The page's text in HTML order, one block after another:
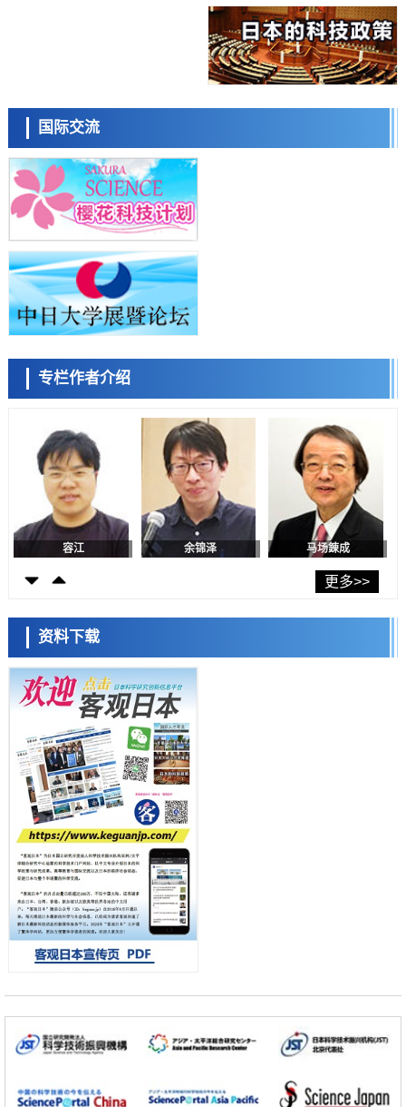
制，有望用于开发阿尔茨海默病等疾病疗法
日本东北大学与横滨橡胶全球首次从纳米尺度揭示橡胶—黄铜粘接界面
劣化抑制机制，为提升轮胎安全性与耐久性的材料设计开辟道路
成为新型功能性材料
科学研究
群马大学开发针对难治性癫痫的新型基因疗法，利用超小型GAD67启动
子抑制发作
科学研究
九州大学揭示夜间眼压升高机制：两种激素波动叠加所致
科学研究
东京都产技研采用新手法开发出可稳定工作至300℃的介电材料，已验
证电容器可在汽车发动机等高温环境下工作
经济・社会
日本生成式AI使用者占比一年内翻倍，但与中美德仍有较大差距
政策
日本修订首都直下型地震紧急对策：目标为死亡人数至少减半，重点强
科学研究
福井大学发现细胞记忆过往并抑制反应的机制，阐明即便DNA相同反应
迥异之谜
神户大学确认口服癌症疫苗B440单药给药的安全性，在转移性尿路上皮
癌患者中开展临床试验
政策
日本发布《令和8年版科学技术与创新白皮书》，解读第七期基本计划
首年度政策方向
科学研究
东京大学发现可诱导细胞死亡的新型信使物质
科学研究
东京都健康长寿医疗中心跨器官揭示衰老过程中的糖链变化
产总研无需石油利用松脂制备石墨前驱体，可作为电池电极材料
科学研究
东京大学和海上保安厅等发现南海海槽沿线板块边界锁定状态存在区域
差异
政策
日本第2次医疗研究开发调整费，根据一线实际情况和需求分配99.3亿
日元
科学研究
千叶大学鉴定出导致难治性疾病“肺高血压症”恶化的蛋白质“MYL9/12”，
会引发血管结构恶化
科学研究
京都大学高效生成光的构成单元“光子”，可应用于量子计算机
科学研究
开发出300亿年仅误差1秒的光晶格钟，构建网络将其打造为下一代社会
基础设施
经济・社会
日本成立“以人为本AI联盟”——力争借助AI拓展社会公众创造力，依托
产学合作推进研发
科学研究
立教大学在试管内构建长链人工基因组DNA自我复制系统，有望实现携
带大量基因的人工细胞
政策
展研究
科学研究
国际交流
专栏作者介绍
陈小牧
容江 余锦泽 马场錬成
日本科学未来馆 科学交
小岩井忠道 泷川 进
更多>>
资料下载